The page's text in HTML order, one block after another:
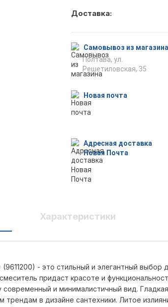
Доставка:
Самовывоз из магазина
Полтава, ул.
Решетиловская, 35
Новая почта
Адресная доставка
Новая Почта
Характеристики
- это стильный и элегантный
придаст красоте и
и минималистичный вид.
в дизайне сантехники. Литое